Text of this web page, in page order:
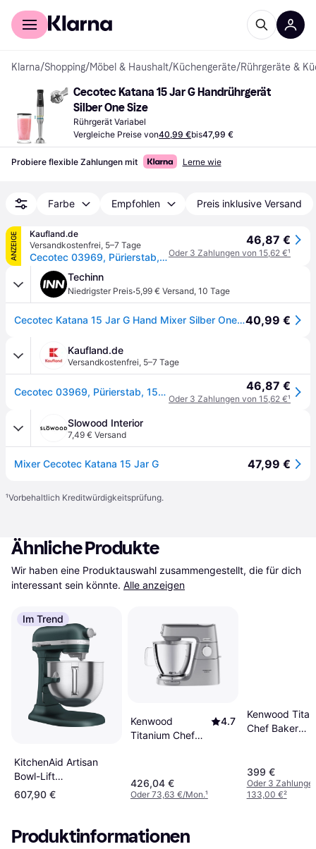
Für Shopper
Klarna/Shopping/Möbel & Haushalt/Küchengeräte/Rührgeräte &
Cecotec Katana 15 Jar G Handrührgerät
Silber One Size
Rührgerät Variabel
Vergleiche Preise von40,99 €bis47,99 €
Probiere flexible Zahlungen mit Lerne wie
Farbe Empfohlen Preis inklusive Versand
ANZEIGE
Kaufland.de
Versandkostenfrei, 5–7 Tage
Cecotec 03969, Pürierstab, 1500 W, Schwarz, Edelstahl
46,87 €
Oder 3 Zahlungen von 15,62 €¹
Techinn
Niedrigster Preis·5,99 € Versand, 10 Tage
Cecotec Katana 15 Jar G Hand Mixer Silber One Size / EU Plug 220V40,99 €
Kaufland.de
Versandkostenfrei, 5–7 Tage
Cecotec 03969, Pürierstab, 1500 W, Schwarz, Edelstahl 46,87 €
Oder 3 Zahlungen von 15,62 €¹
Slowood Interior
7,49 € Versand
Mixer Cecotec Katana 15 Jar G 47,99 €
¹Vorbehaltlich Kreditwürdigkeitsprüfung.
Ähnliche Produkte
Wir haben eine Produktauswahl zusammengestellt, die für dich
interessant sein könnte. Alle anzeigen
Im Trend
KitchenAid Artisan
Bowl-Lift
5KSM70SHXEPP
Pebbled Palm
607,90 €
Kenwood
Titanium Chef
4.7
426,04 €
Oder 73,63 €/Mon.¹
Kenwood
Chef Baker
399 €
Oder 3
133,00 €²
Produktinformationen